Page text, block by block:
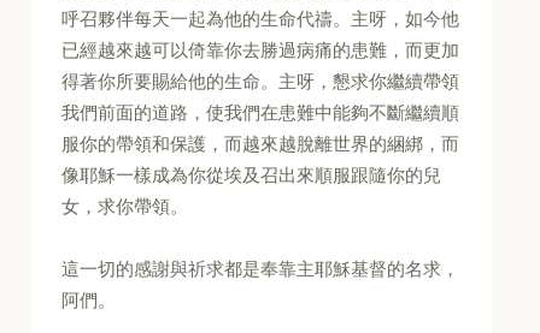
呼召夥伴每天一起為他的生命代禱。主呀，如今他
已經越來越可以倚靠你去勝過病痛的患難，而更加
得著你所要賜給他的生命。主呀，懇求你繼續帶領
我們前面的道路，使我們在患難中能夠不斷繼續順
服你的帶領和保護，而越來越脫離世界的綑綁，而
像耶穌一樣成為你從埃及召出來順服跟隨你的兒
女，求你帶領。
這一切的感謝與祈求都是奉靠主耶穌基督的名求，
阿們。